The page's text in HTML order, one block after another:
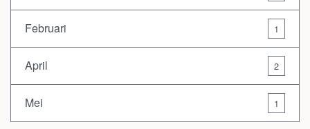
Februari 1
April 2
Mei 1